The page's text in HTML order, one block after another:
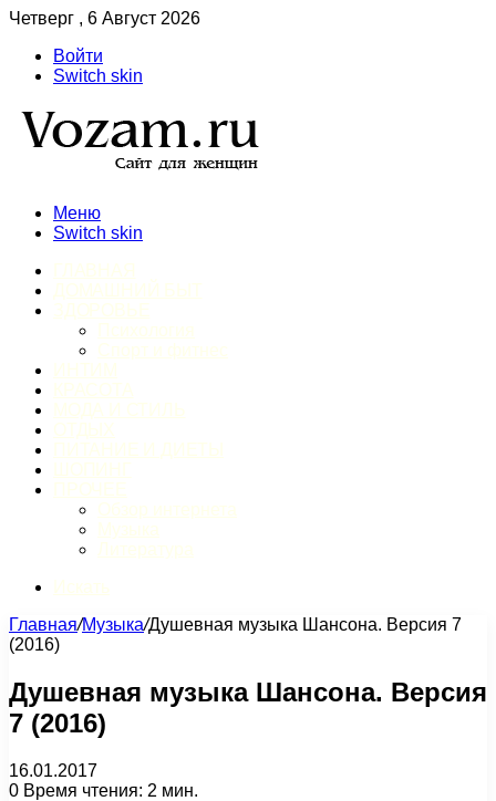
Четверг , 6 Август 2026
Войти
Switch skin
Меню
Switch skin
Главная/Музыка/Душевная музыка Шансона. Версия 7
(2016)
Душевная музыка Шансона. Версия
7 (2016)
16.01.2017
0 Время чтения: 2 мин.